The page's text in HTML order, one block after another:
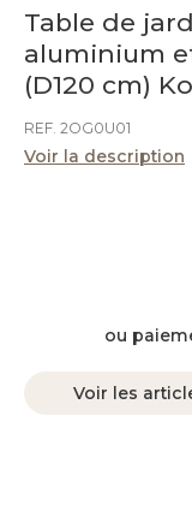
Table de
aluminium
(D120 cm)
REF. 2OG0U01
Voir la description
ou
Voir les